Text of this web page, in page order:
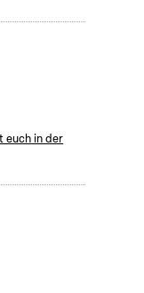
euch in der